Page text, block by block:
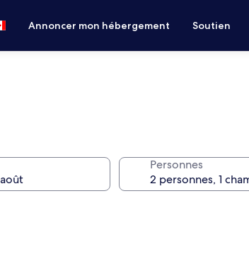
Annoncer mon hébergement Soutien
Personnes